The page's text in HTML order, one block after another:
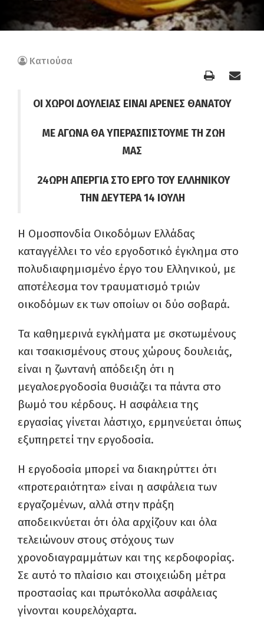
Κατιούσα
ΟΙ ΧΩΡΟΙ ΔΟΥΛΕΙΑΣ ΕΙΝΑΙ ΑΡΕΝΕΣ ΘΑΝΑΤΟΥ
ΜΕ ΑΓΩΝΑ ΘΑ ΥΠΕΡΑΣΠΙΣΤΟΥΜΕ ΤΗ ΖΩΗ
ΜΑΣ
24ΩΡΗ ΑΠΕΡΓΙΑ ΣΤΟ ΕΡΓΟ ΤΟΥ ΕΛΛΗΝΙΚΟΥ
ΤΗΝ ΔΕΥΤΕΡΑ 14 ΙΟΥΛΗ
Η Ομοσπονδία Οικοδόμων Ελλάδας
καταγγέλλει το νέο εργοδοτικό έγκλημα στο
πολυδιαφημισμένο έργο του Ελληνικού, με
αποτέλεσμα τον τραυματισμό τριών
οικοδόμων εκ των οποίων οι δύο σοβαρά.
Τα καθημερινά εγκλήματα με σκοτωμένους
και τσακισμένους στους χώρους δουλειάς,
είναι η ζωντανή απόδειξη ότι η
μεγαλοεργοδοσία θυσιάζει τα πάντα στο
βωμό του κέρδους. Η ασφάλεια της
εργασίας γίνεται λάστιχο, ερμηνεύεται όπως
εξυπηρετεί την εργοδοσία.
Η εργοδοσία μπορεί να διακηρύττει ότι
«προτεραιότητα» είναι η ασφάλεια των
εργαζομένων, αλλά στην πράξη
αποδεικνύεται ότι όλα αρχίζουν και όλα
τελειώνουν στους στόχους των
χρονοδιαγραμμάτων και της κερδοφορίας.
Σε αυτό το πλαίσιο και στοιχειώδη μέτρα
προστασίας και πρωτόκολλα ασφάλειας
γίνονται κουρελόχαρτα.